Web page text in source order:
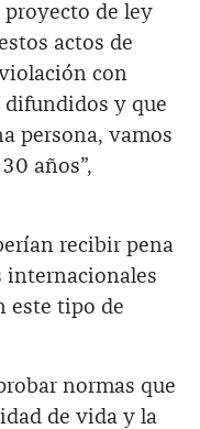
de ley
actos de
con
difundidos y que
persona, vamos
años”,
recibir pena
internacionales
este tipo de
normas que
de vida y la